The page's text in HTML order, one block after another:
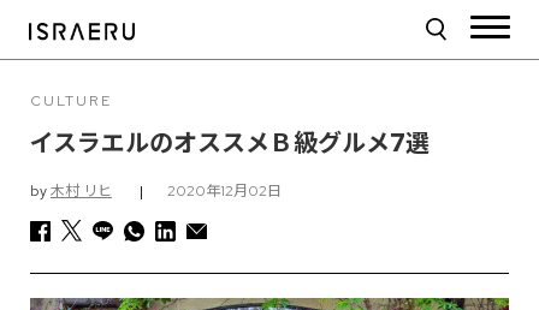
CULTURE
イスラエルのオススメＢ級グルメ7選
by木村 リヒ | 2020年12月02日